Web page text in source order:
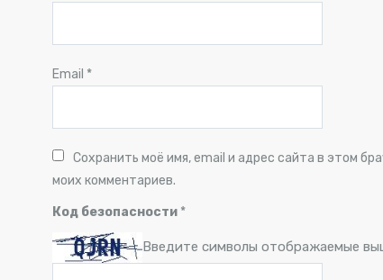
Email *
Сохранить моё имя, email и адрес сайта в этом
моих комментариев.
Код безопасности *
Введите символы отображаемые